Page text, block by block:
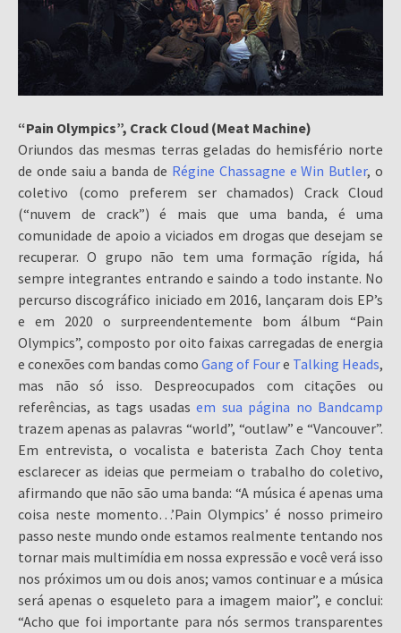
“Pain Olympics”, Crack Cloud (Meat Machine)
Oriundos das mesmas terras geladas do hemisfério norte
de onde saiu a banda de Régine Chassagne e Win Butler, o
coletivo (como preferem ser chamados) Crack Cloud
(“nuvem de crack”) é mais que uma banda, é uma
comunidade de apoio a viciados em drogas que desejam se
recuperar. O grupo não tem uma formação rígida, há
sempre integrantes entrando e saindo a todo instante. No
percurso discográfico iniciado em 2016, lançaram dois EP’s
e em 2020 o surpreendentemente bom álbum “Pain
Olympics”, composto por oito faixas carregadas de energia
e conexões com bandas como Gang of Foure Talking Heads,
mas não só isso. Despreocupados com citações ou
referências, as tags usadas em sua página no Bandcamp
trazem apenas as palavras “world”, “outlaw” e “Vancouver”.
Em entrevista, o vocalista e baterista Zach Choy tenta
esclarecer as ideias que permeiam o trabalho do coletivo,
afirmando que não são uma banda: “A música é apenas uma
coisa neste momento…’Pain Olympics’ é nosso primeiro
passo neste mundo onde estamos realmente tentando nos
tornar mais multimídia em nossa expressão e você verá isso
nos próximos um ou dois anos; vamos continuar e a música
será apenas o esqueleto para a imagem maior”, e conclui:
“Acho que foi importante para nós sermos transparentes